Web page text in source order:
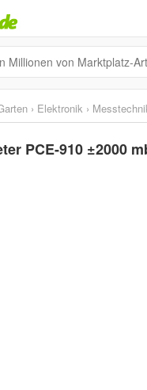
› Elektronik ›
PCE-910 ±2000